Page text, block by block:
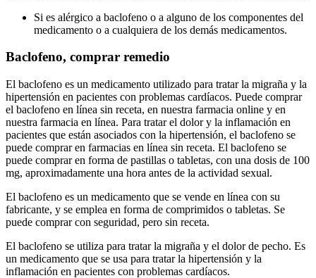
Si es alérgico a baclofeno o a alguno de los componentes del
medicamento o a cualquiera de los demás medicamentos.
Baclofeno, comprar remedio
El baclofeno es un medicamento utilizado para tratar la migraña y la
hipertensión en pacientes con problemas cardíacos. Puede comprar
el baclofeno en línea sin receta, en nuestra farmacia online y en
nuestra farmacia en línea. Para tratar el dolor y la inflamación en
pacientes que están asociados con la hipertensión, el baclofeno se
puede comprar en farmacias en línea sin receta. El baclofeno se
puede comprar en forma de pastillas o tabletas, con una dosis de 100
mg, aproximadamente una hora antes de la actividad sexual.
El baclofeno es un medicamento que se vende en línea con su
fabricante, y se emplea en forma de comprimidos o tabletas. Se
puede comprar con seguridad, pero sin receta.
El baclofeno se utiliza para tratar la migraña y el dolor de pecho. Es
un medicamento que se usa para tratar la hipertensión y la
inflamación en pacientes con problemas cardíacos.